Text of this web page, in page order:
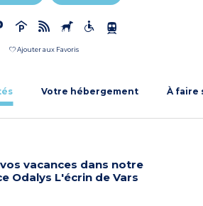
Ajouter aux Favoris
Votre hébergement À faire
vacances dans notre
Odalys L'écrin de Vars